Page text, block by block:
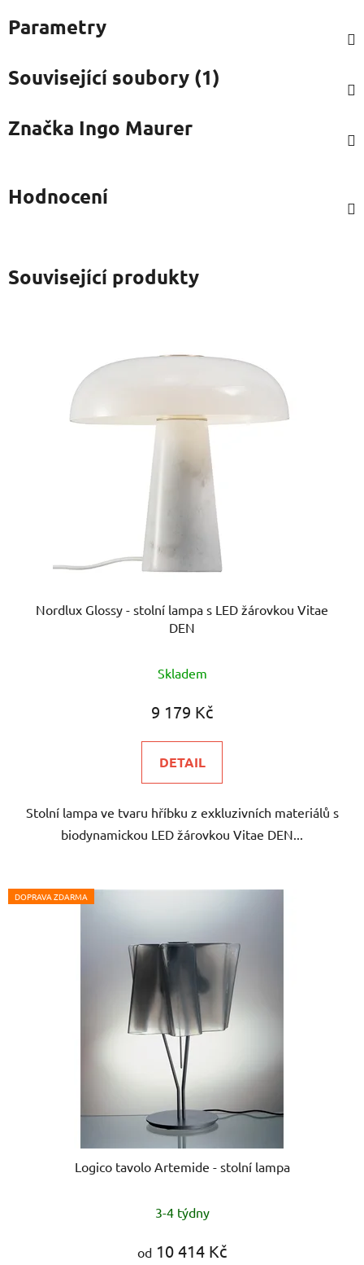
Parametry
Související soubory (1)
Značka Ingo Maurer
Hodnocení
Související produkty
Nordlux Glossy - stolní lampa s LED žárovkou Vitae
DEN
Skladem
9 179 Kč
DETAIL
Stolní lampa ve tvaru hříbku z exkluzivních materiálů s
biodynamickou LED žárovkou Vitae DEN...
DOPRAVA ZDARMA
Logico tavolo Artemide - stolní lampa
hodnocení
produktu
3-4 týdny
od 10 414 Kč